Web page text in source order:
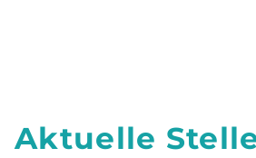
Aktuelle